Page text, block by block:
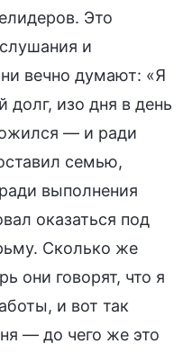
Это
и
вечно думают: «Я
долг, изо дня в день
— и ради
семью,
выполнения
оказаться под
Сколько же
они говорят, что я
и вот так
— до чего же это